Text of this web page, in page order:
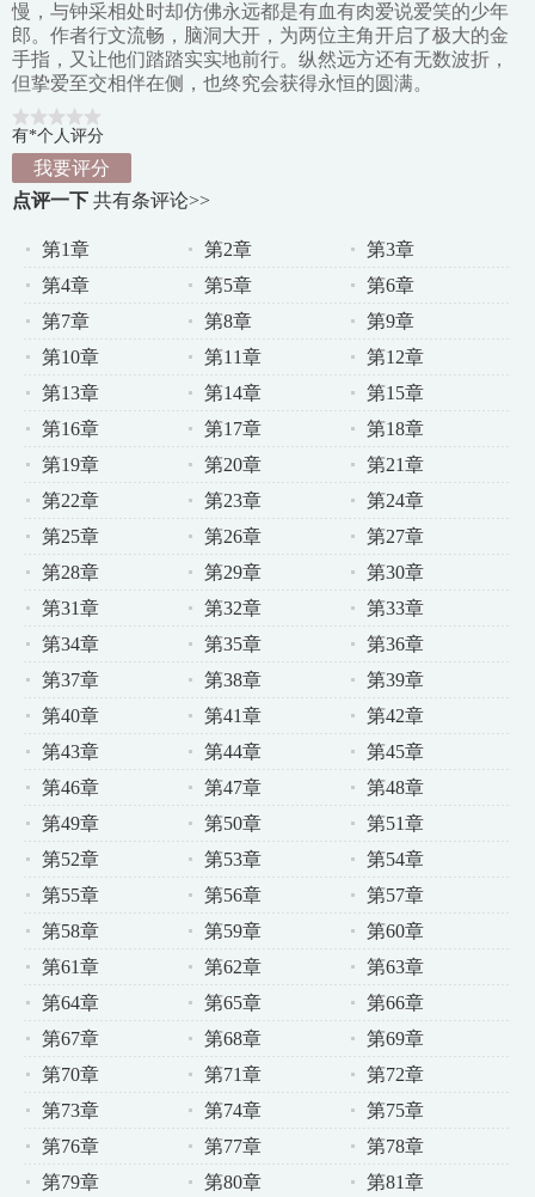
慢，与钟采相处时却仿佛永远都是有血有肉爱说爱笑的少年
郎。作者行文流畅，脑洞大开，为两位主角开启了极大的金
手指，又让他们踏踏实实地前行。纵然远方还有无数波折，
但挚爱至交相伴在侧，也终究会获得永恒的圆满。
有*个人评分
我要评分
点评一下 共有条评论>>
第1章 第2章
第3章
第4章
第5章
第6章
第7章
第8章
第9章
第10章
第11章
第12章
第13章
第14章
第15章
第16章
第17章
第18章
第19章
第20章
第21章
第22章
第23章
第24章
第25章
第26章
第27章
第28章
第29章
第30章
第31章
第32章
第33章
第34章
第35章
第36章
第37章
第38章
第39章
第40章
第41章
第42章
第43章
第44章
第45章
第46章
第47章
第48章
第49章
第50章
第51章
第52章
第53章
第54章
第55章
第56章
第57章
第58章
第59章
第60章
第61章
第62章
第63章
第64章
第65章
第66章
第67章
第68章
第69章
第70章
第71章
第72章
第73章
第74章
第75章
第76章
第77章
第78章
第79章
第80章 第81章